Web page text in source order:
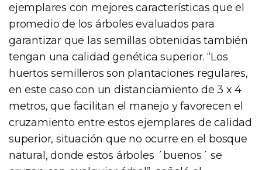
ejemplares con mejores características que el
promedio de los árboles evaluados para
garantizar que las semillas obtenidas también
tengan una calidad genética superior. “Los
huertos semilleros son plantaciones regulares,
en este caso con un distanciamiento de 3 x 4
metros, que facilitan el manejo y favorecen el
cruzamiento entre estos ejemplares de calidad
superior, situación que no ocurre en el bosque
natural, donde estos árboles ´buenos´ se